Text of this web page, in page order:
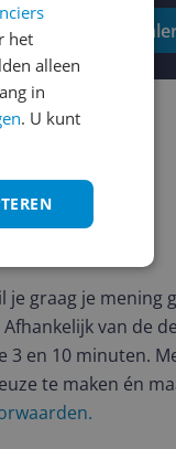
graag je mening
van de
3 en 10 minuten.
te maken én
het
alleen
in
. U kunt